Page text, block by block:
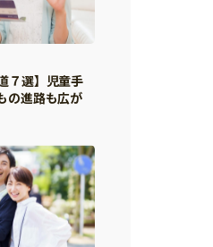
７選】児童手
の進路も広が